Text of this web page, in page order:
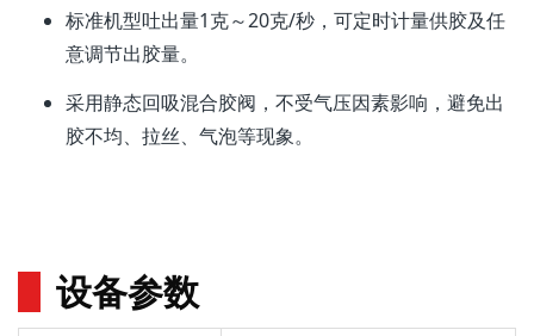
标准机型吐出量1克～20克/秒，可定时计量供胶及任
意调节出胶量。
采用静态回吸混合胶阀，不受气压因素影响，避免出
胶不均、拉丝、气泡等现象。
设备参数